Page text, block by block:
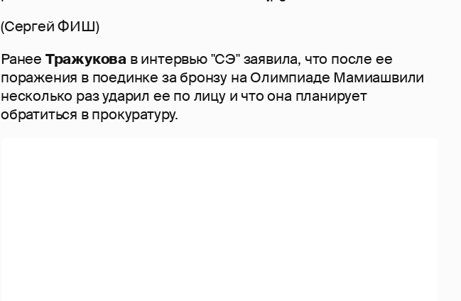
(Сергей ФИШ)
Ранее Тражукова в интервью "СЭ" заявила, что после ее
поражения в поединке за бронзу на Олимпиаде Мамиашвили
несколько раз ударил ее по лицу и что она планирует
обратиться в прокуратуру.